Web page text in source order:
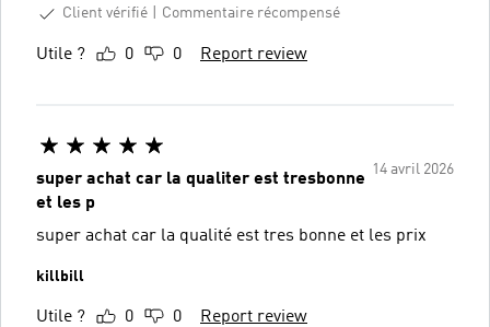
Client vérifié
Commentaire récompensé
Utile ? 0 0 Report review
14 avril 2026
super achat car la qualiter est tresbonne
et les p
super achat car la qualité est tres bonne et les prix
killbill
Utile ? 0 0 Report review